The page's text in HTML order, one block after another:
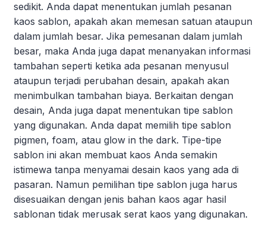
sedikit. Anda dapat menentukan jumlah pesanan
kaos sablon, apakah akan memesan satuan ataupun
dalam jumlah besar. Jika pemesanan dalam jumlah
besar, maka Anda juga dapat menanyakan informasi
tambahan seperti ketika ada pesanan menyusul
ataupun terjadi perubahan desain, apakah akan
menimbulkan tambahan biaya. Berkaitan dengan
desain, Anda juga dapat menentukan tipe sablon
yang digunakan. Anda dapat memilih tipe sablon
pigmen, foam, atau glow in the dark. Tipe-tipe
sablon ini akan membuat kaos Anda semakin
istimewa tanpa menyamai desain kaos yang ada di
pasaran. Namun pemilihan tipe sablon juga harus
disesuaikan dengan jenis bahan kaos agar hasil
sablonan tidak merusak serat kaos yang digunakan.